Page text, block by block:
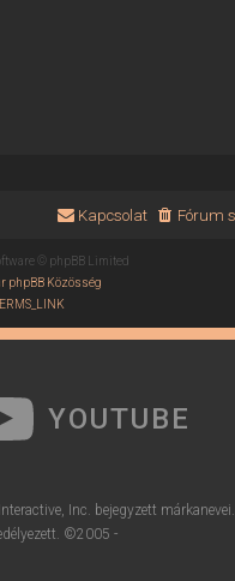
Fórum
Kapcsolat
© phpBB Limited
phpBB Közösség
YOUTUBE
Inc. bejegyzett
©2005 -